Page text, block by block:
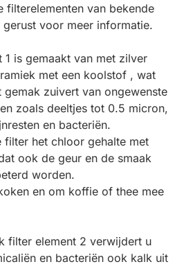
filterelementen van bekende
voor meer informatie.
1 is gemaakt van met zilver
met een koolstof , wat
gemak zuivert van ongewenste
zoals deeltjes tot 0.5 micron,
en bacteriën .
filter het chloor gehalte met
ook de geur en de smaak
worden.
en om koffie of thee mee
filter element 2 verwijdert u
en bacteriën ook kalk uit